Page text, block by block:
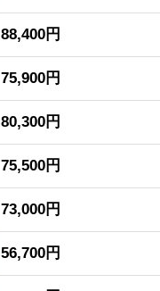
88,400円
75,900円
80,300円
75,500円
73,000円
56,700円